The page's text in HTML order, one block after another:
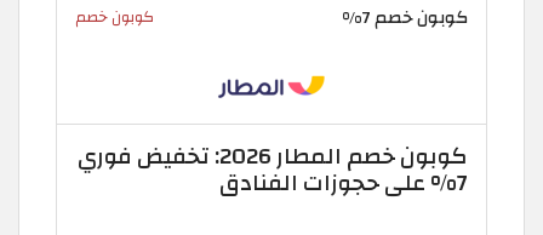
كوبون خصم 7% كوبون خصم
كوبون خصم المطار 2026: تخفيض فوري
7% على حجوزات الفنادق